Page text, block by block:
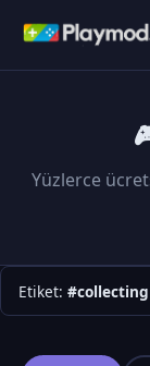
Yüzlerce
Etiket: #collecting